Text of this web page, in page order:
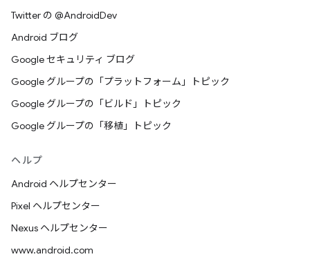
Twitter の @AndroidDev
Android ブログ
Google セキュリティ ブログ
Google グループの「プラットフォーム」トピック
Google グループの「ビルド」トピック
Google グループの「移植」トピック
ヘルプ
Android ヘルプセンター
Pixel ヘルプセンター
Nexus ヘルプセンター
www.android.com